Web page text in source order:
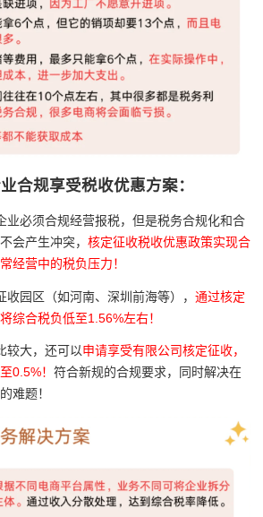
合规享受税收优惠方案：
业必须合规经营报税，但是税务合规化和合
会产生冲突， 核定征收税收优惠政策实现合
经营中的税负压力！
园区（如河南、深圳前海等）， 通过核定
综合税负低至1.56%左右！
较大，还可以申请享受有限公司核定征收，
0.5%！ 符合新规的合规要求，同时解决在
难题！